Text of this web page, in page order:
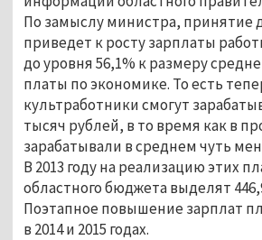
По замыслу министра, принятие
приведет к росту зарплаты
до уровня 56,1% к размеру
платы по экономике. То есть
культработники смогут
тысяч рублей, в то время как в
зарабатывали в среднем чуть
В 2013 году на реализацию этих
областного бюджета выделят
Поэтапное повышение зарплат
в 2014 и 2015 годах.